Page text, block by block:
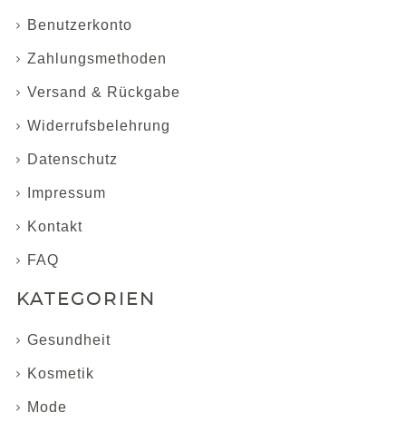
Benutzerkonto
Zahlungsmethoden
Versand & Rückgabe
Widerrufsbelehrung
Datenschutz
Impressum
Kontakt
FAQ
KATEGORIEN
Gesundheit
Kosmetik
Mode